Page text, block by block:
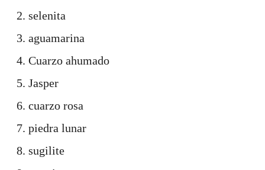
selenita
aguamarina
Cuarzo ahumado
Jasper
cuarzo rosa
piedra lunar
sugilite